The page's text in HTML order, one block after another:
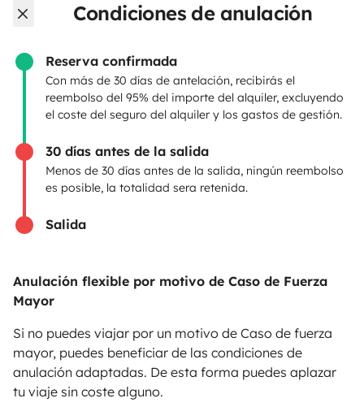
Condiciones de anulación
Reserva confirmada
Con más de 30 días de antelación, recibirás el
reembolso del 95% del importe del alquiler, excluyendo
el coste del seguro del alquiler y los gastos de gestión.
30 días antes de la salida
Menos de 30 días antes de la salida, ningún reembolso
es posible, la totalidad sera retenida.
Salida
Anulación flexible por motivo de Caso de Fuerza
Mayor
Si no puedes viajar por un motivo de Caso de fuerza
mayor, puedes beneficiar de las condiciones de
anulación adaptadas. De esta forma puedes aplazar
tu viaje sin coste alguno.
PROPIETARIOS
Anunciar un vehículo
Seguros de alquiler
Asistencias de alquiler
Ayuda propietario
Medios de pago seguros Pago en varios plazos
Descargar en
App Store
Disponible en